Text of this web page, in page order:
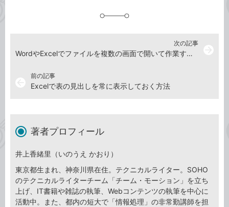
前の記事
Excelで表の見出しを常に表示しておく方法
次の記事
WordやExcelでファイルを複数の画面で開いて作業する方法
著者プロフィール
井上香緒里（いのうえ かおり）
東京都生まれ、神奈川県在住。テクニカルライター。SOHO
のテクニカルライターチーム「チーム・モーション」を立ち
上げ、IT書籍や雑誌の執筆、Webコンテンツの執筆を中心に
活動中。また、都内の短大で「情報処理」の非常勤講師を担